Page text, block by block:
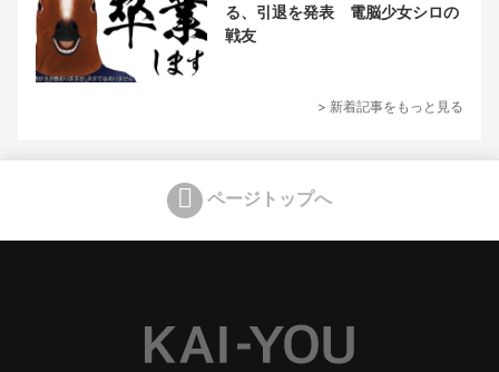
る、引退を発表 電脳少女シロの
戦友
> 新着記事をもっと見る
ページトップへ